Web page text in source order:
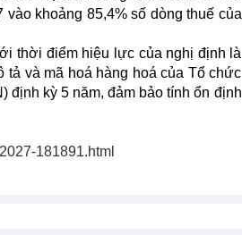
khoảng 85,4% số dòng thuế của
thời điểm hiệu lực của nghị định là
tả và mã hoá hàng hoá của Tổ chức
định kỳ 5 năm, đảm bảo tính ổn định
181891.html